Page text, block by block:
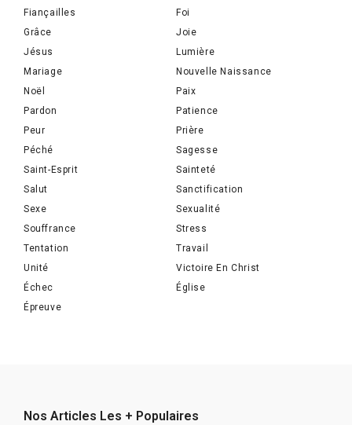
Fiançailles
Foi
Grâce
Joie
Jésus
Lumière
Mariage
Nouvelle Naissance
Noël
Paix
Pardon
Patience
Peur
Prière
Péché
Sagesse
Saint-Esprit
Sainteté
Salut
Sanctification
Sexe
Sexualité
Souffrance
Stress
Tentation
Travail
Unité
Victoire En Christ
Échec
Église
Épreuve
Nos Articles Les + Populaires